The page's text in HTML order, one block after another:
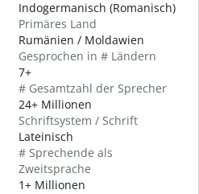
Indogermanisch (Romanisch)
Primäres Land
Rumänien / Moldawien
Gesprochen in # Ländern
7+
# Gesamtzahl der Sprecher
24+ Millionen
Schriftsystem / Schrift
Lateinisch
# Sprechende als
Zweitsprache
1+ Millionen